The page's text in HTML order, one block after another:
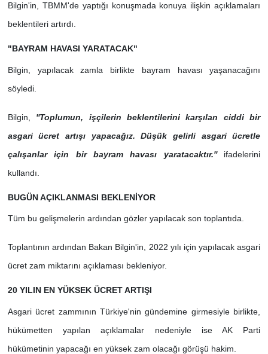
Bilgin'in, TBMM'de yaptığı konuşmada konuya ilişkin açıklamaları
beklentileri artırdı.
"BAYRAM HAVASI YARATACAK"
Bilgin, yapılacak zamla birlikte bayram havası yaşanacağını
söyledi.
Bilgin, ''Toplumun, işçilerin beklentilerini karşılan ciddi bir
asgari ücret artışı yapacağız. Düşük gelirli asgari ücretle
çalışanlar için bir bayram havası yaratacaktır.''ifadelerini
kullandı.
BUGÜN AÇIKLANMASI BEKLENİYOR
Tüm bu gelişmelerin ardından gözler yapılacak son toplantıda.
Toplantının ardından Bakan Bilgin'in, 2022 yılı için yapılacak asgari
ücret zam miktarını açıklaması bekleniyor.
20 YILIN EN YÜKSEK ÜCRET ARTIŞI
Asgari ücret zammının Türkiye'nin gündemine girmesiyle birlikte,
hükümetten yapılan açıklamalar nedeniyle ise AK Parti
hükümetinin yapacağı en yüksek zam olacağı görüşü hakim.